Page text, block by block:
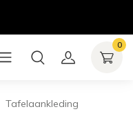
0
Tafelaankleding